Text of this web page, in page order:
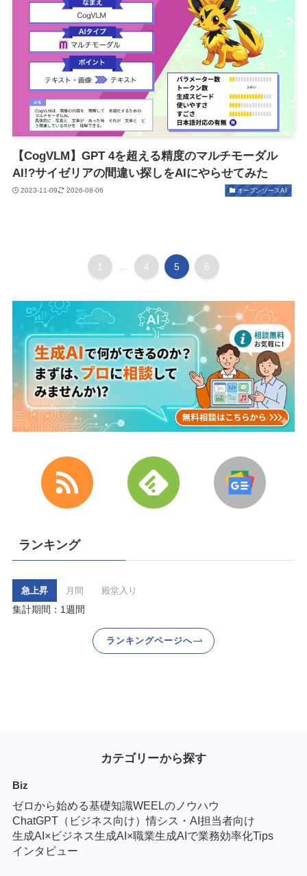
【CogVLM】GPT 4を超える精度のマルチモーダル
AI!?サイゼリアの間違い探しをAIにやらせてみた
2023-11-09 2026-08-06 オープンソースAI
1 ... 4 5 6
ランキング
急上昇 月間 殿堂入り
集計期間：1週間
ランキングページへ
カテゴリーから探す
Biz
ゼロから始める基礎知識WEELのノウハウ
ChatGPT（ビジネス向け）情シス・AI担当者向け
生成AI×ビジネス生成AI×職業生成AIで業務効率化Tips
インタビュー